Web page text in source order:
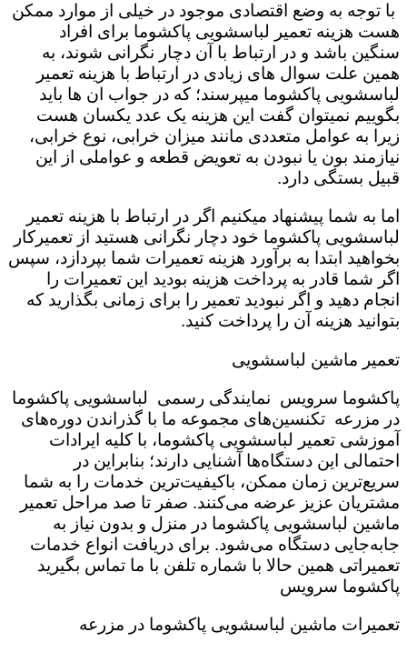
با توجه به وضع اقتصادی موجود در خیلی از موارد ممکن
هست هزینه تعمیر لباسشویی پاکشوما برای افراد
سنگین باشد و در ارتباط با آن دچار نگرانی شوند، به
همین علت سوال های زیادی در ارتباط با هزینه تعمیر
لباسشویی پاکشوما میپرسند؛ که در جواب ان ها باید
بگوییم نمیتوان گفت این هزینه یک عدد یکسان هست
زیرا به عوامل متعددی مانند میزان خرابی، نوع خرابی،
نیازمند بون یا نبودن به تعویض قطعه و عواملی از این
قبیل بستگی دارد.
اما به شما پیشنهاد میکنیم اگر در ارتباط با هزینه تعمیر
لباسشویی پاکشوما خود دچار نگرانی هستید از تعمیرکار
بخواهید ابتدا به برآورد هزینه تعمیرات شما بپردازد، سپس
اگر شما قادر به پرداخت هزینه بودید این تعمیرات را
انجام دهید و اگر نبودید تعمیر را برای زمانی بگذارید که
بتوانید هزینه آن را پرداخت کنید.
تعمیر ماشین لباسشویی
پاکشوما سرویس نمایندگی رسمی لباسشویی پاکشوما
در مزرعه تکنسین‌های مجموعه ما با گذراندن دوره‌های
آموزشی تعمیر لباسشویی پاکشوما، با کلیه ایرادات
احتمالی این دستگاه‌ها آشنایی دارند؛ بنابراین در
سریع‌ترین زمان ممکن، باکیفیت‌ترین خدمات را به شما
مشتریان عزیز عرضه می‌کنند. صفر تا صد مراحل تعمیر
ماشین لباسشویی پاکشوما در منزل و بدون نیاز به
جابه‌جایی دستگاه می‌شود. برای دریافت انواع خدمات
تعمیراتی همین حالا با شماره تلفن با ما تماس بگیرید
پاکشوما سرویس
تعمیرات ماشین لباسشویی پاکشوما در مزرعه